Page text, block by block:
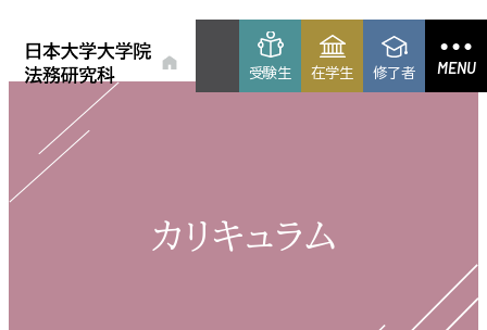
受験生 在学生 修了者 MENU
カリキュラム